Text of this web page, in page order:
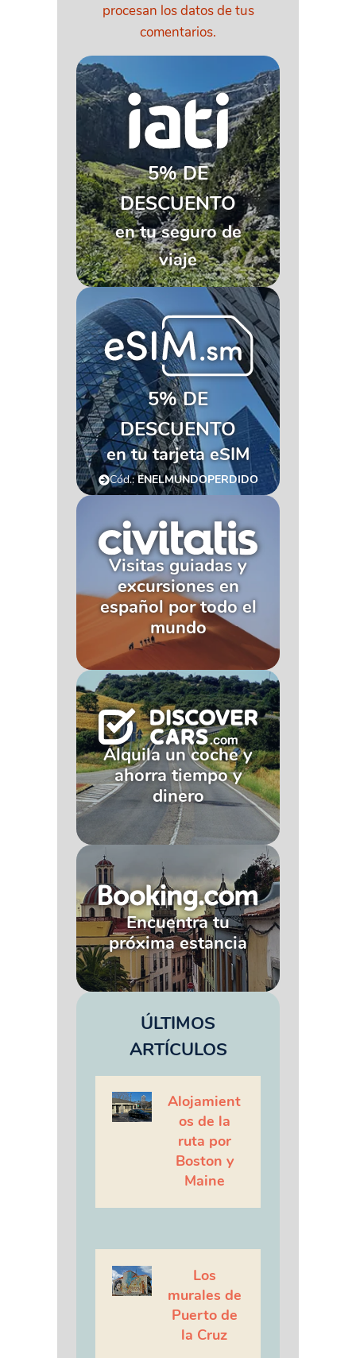
procesan los datos de tus
comentarios.
5% DE
DESCUENTO
en tu seguro de
viaje
5% DE
DESCUENTO
en tu tarjeta eSIM
Cód.:ENELMUNDOPERDIDO
Visitas guiadas y
excursiones en
español por todo el
mundo
Alquila un coche y
ahorra tiempo y
dinero
Encuentra tu
próxima estancia
ÚLTIMOS
ARTÍCULOS
Alojamient
os de la
ruta por
Boston y
Maine
Los
murales de
Puerto de
la Cruz